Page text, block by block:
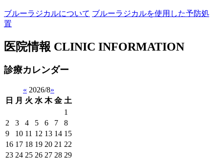
ブルーラジカルについて ブルーラジカルを使用した予防処
置
医院情報 CLINIC INFORMATION
診療カレンダー
« 2026/8»
日
月 火 水 木 金 土
1
2
3 4 5 6 7
8
9
10 11 12 13 14 15
16 17 18 19 20 21 22
23 24 25 26 27 28 29